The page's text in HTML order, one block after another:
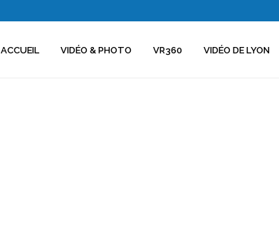
ACCUEIL VIDÉO & PHOTO VR360 VIDÉO DE LYON